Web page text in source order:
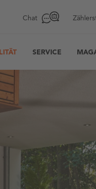
Chat
SERVICE